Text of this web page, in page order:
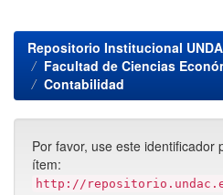
Repositorio Institucional
Facultad de Ciencias
Contabilidad
Por favor, use este identificador
ítem:
http://